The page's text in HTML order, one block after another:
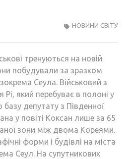
НОВИНИ СВІТУ
тренуються на новій
побудували за зразком
Сеула. Військовий з
Рі, який перебуває в полоні у
базу депутату з Південної
у повіті Коксан лише за 65
зони між двома Кореями.
форми і будівлі на міста
Сеул. На супутникових